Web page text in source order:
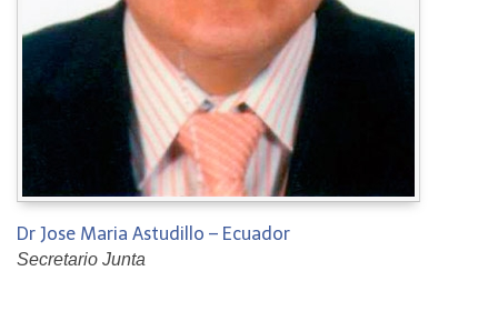
Dr Jose Maria Astudillo – Ecuador
Secretario Junta